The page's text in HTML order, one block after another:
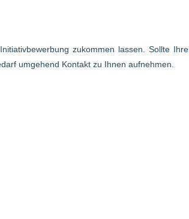
zukommen lassen. Sollte Ihre
umgehend Kontakt zu Ihnen aufnehmen.